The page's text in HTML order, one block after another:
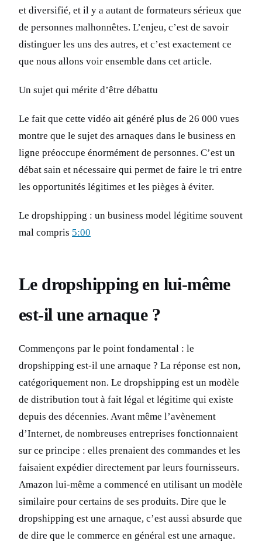
et diversifié, et il y a autant de formateurs sérieux que
de personnes malhonnêtes. L’enjeu, c’est de savoir
distinguer les uns des autres, et c’est exactement ce
que nous allons voir ensemble dans cet article.
Un sujet qui mérite d’être débattu
Le fait que cette vidéo ait généré plus de 26 000 vues
montre que le sujet des arnaques dans le business en
ligne préoccupe énormément de personnes. C’est un
débat sain et nécessaire qui permet de faire le tri entre
les opportunités légitimes et les pièges à éviter.
Le dropshipping : un business model légitime souvent
mal compris 5:00
Le dropshipping en lui-même
est-il une arnaque ?
Commençons par le point fondamental : le
dropshipping est-il une arnaque ? La réponse est non,
catégoriquement non. Le dropshipping est un modèle
de distribution tout à fait légal et légitime qui existe
depuis des décennies. Avant même l’avènement
d’Internet, de nombreuses entreprises fonctionnaient
sur ce principe : elles prenaient des commandes et les
faisaient expédier directement par leurs fournisseurs.
Amazon lui-même a commencé en utilisant un modèle
similaire pour certains de ses produits. Dire que le
dropshipping est une arnaque, c’est aussi absurde que
de dire que le commerce en général est une arnaque.